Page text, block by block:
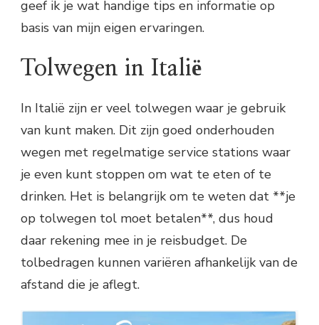
geef ik je wat handige tips en informatie op
basis van mijn eigen ervaringen.
Tolwegen in Italië
In Italië zijn er veel tolwegen waar je gebruik
van kunt maken. Dit zijn goed onderhouden
wegen met regelmatige service stations waar
je even kunt stoppen om wat te eten of te
drinken. Het is belangrijk om te weten dat **je
op tolwegen tol moet betalen**, dus houd
daar rekening mee in je reisbudget. De
tolbedragen kunnen variëren afhankelijk van de
afstand die je aflegt.